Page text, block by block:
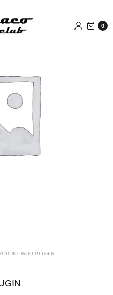
0
WOO PLUGIN